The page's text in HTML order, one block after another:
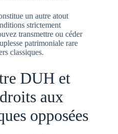
un autre atout
strictement
transmettre ou céder
patrimoniale rare
classiques.
DUH et
aux
opposées